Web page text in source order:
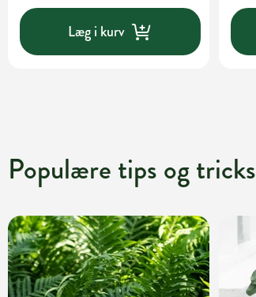
Læg i kurv
Populære tips og tricks